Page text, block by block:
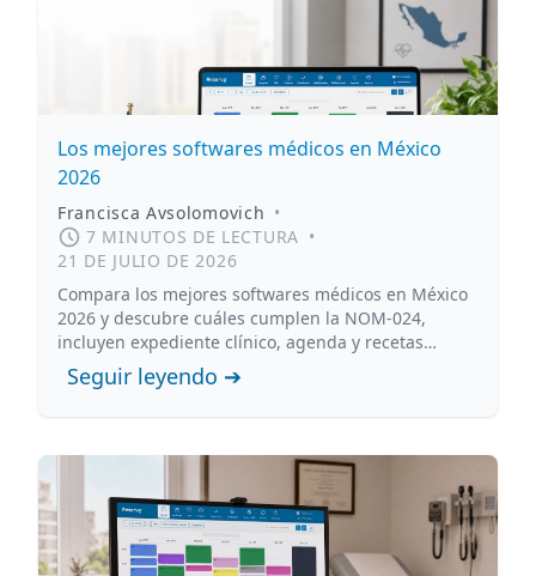
Los mejores softwares médicos en México
2026
Francisca Avsolomovich •
7 MINUTOS DE LECTURA •
21 DE JULIO DE 2026
Compara los mejores softwares médicos en México
2026 y descubre cuáles cumplen la NOM-024,
incluyen expediente clínico, agenda y recetas
digitales.
Seguir leyendo ➔